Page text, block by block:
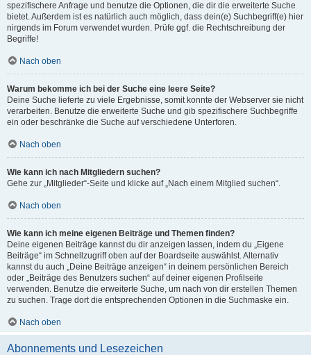
spezifischere Anfrage und benutze die Optionen, die dir die erweiterte Suche
bietet. Außerdem ist es natürlich auch möglich, dass dein(e) Suchbegriff(e) hier
nirgends im Forum verwendet wurden. Prüfe ggf. die Rechtschreibung der
Begriffe!
Nach oben
Warum bekomme ich bei der Suche eine leere Seite?
Deine Suche lieferte zu viele Ergebnisse, somit konnte der Webserver sie nicht
verarbeiten. Benutze die erweiterte Suche und gib spezifischere Suchbegriffe
ein oder beschränke die Suche auf verschiedene Unterforen.
Nach oben
Wie kann ich nach Mitgliedern suchen?
Gehe zur „Mitglieder“-Seite und klicke auf „Nach einem Mitglied suchen“.
Nach oben
Wie kann ich meine eigenen Beiträge und Themen finden?
Deine eigenen Beiträge kannst du dir anzeigen lassen, indem du „Eigene
Beiträge“ im Schnellzugriff oben auf der Boardseite auswählst. Alternativ
kannst du auch „Deine Beiträge anzeigen“ in deinem persönlichen Bereich
oder „Beiträge des Benutzers suchen“ auf deiner eigenen Profilseite
verwenden. Benutze die erweiterte Suche, um nach von dir erstellen Themen
zu suchen. Trage dort die entsprechenden Optionen in die Suchmaske ein.
Nach oben
Abonnements und Lesezeichen